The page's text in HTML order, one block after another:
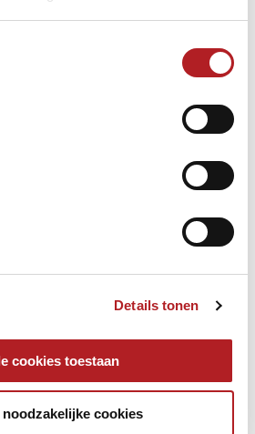
Details tonen
cookies toestaan
cookies
ballenleverancier van de
NK Masters Artistiek; NK’s
Jeugd Driebanden; Diamonds
NK Premium Klasse; NK
Iwan Simonis Group: